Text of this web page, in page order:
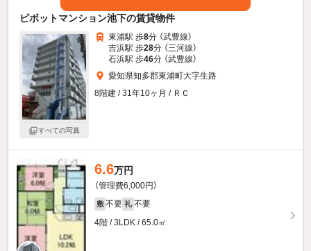
ピボットマンション池下の賃貸物件
すべての写真
東浦駅 歩8分 （武豊線）
吉浜駅 歩28分 （三河線）
石浜駅 歩46分 （武豊線）
愛知県知多郡東浦町大字生路
8階建 / 31年10ヶ月 / ＲＣ
6.6万円
（管理費6,000円）
敷 不要 礼 不要
4階 / 3LDK / 65.0㎡